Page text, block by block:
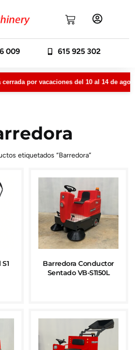
009 615 925 302
por vacaciones del 10 al 14 de
etiquetados “Barredora”
Barredora Conductor
Sentado VB-S1150L